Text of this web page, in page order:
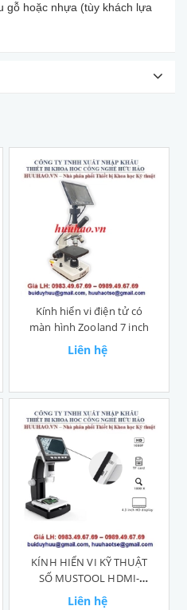
gỗ hoặc nhựa (tùy khách lựa
Kính hiển vi điện tử có
màn hình Zooland 7 inch
Liên hệ
KÍNH HIỂN VI KỸ THUẬT
SỐ MUSTOOL HDMI-
HD1000X
Liên hệ